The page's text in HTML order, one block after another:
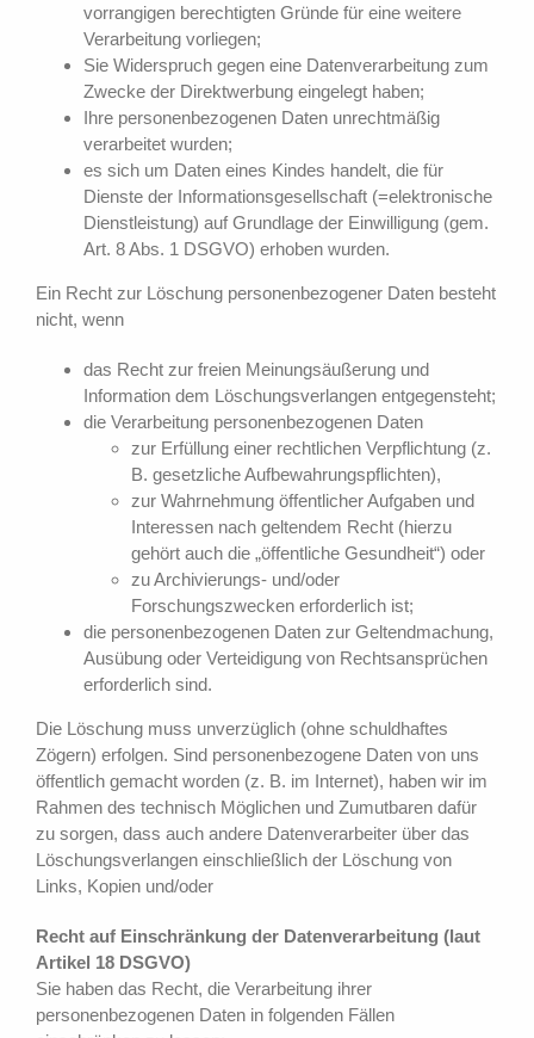
vorrangigen berechtigten Gründe für eine weitere
Verarbeitung vorliegen;
Sie Widerspruch gegen eine Datenverarbeitung zum
Zwecke der Direktwerbung eingelegt haben;
Ihre personenbezogenen Daten unrechtmäßig
verarbeitet wurden;
es sich um Daten eines Kindes handelt, die für
Dienste der Informationsgesellschaft (=elektronische
Dienstleistung) auf Grundlage der Einwilligung (gem.
Art. 8 Abs. 1 DSGVO) erhoben wurden.
Ein Recht zur Löschung personenbezogener Daten besteht
nicht, wenn
das Recht zur freien Meinungsäußerung und
Information dem Löschungsverlangen entgegensteht;
die Verarbeitung personenbezogenen Daten
zur Erfüllung einer rechtlichen Verpflichtung (z.
B. gesetzliche Aufbewahrungspflichten),
zur Wahrnehmung öffentlicher Aufgaben und
Interessen nach geltendem Recht (hierzu
gehört auch die „öffentliche Gesundheit“) oder
zu Archivierungs- und/oder
Forschungszwecken erforderlich ist;
die personenbezogenen Daten zur Geltendmachung,
Ausübung oder Verteidigung von Rechtsansprüchen
erforderlich sind.
Die Löschung muss unverzüglich (ohne schuldhaftes
Zögern) erfolgen. Sind personenbezogene Daten von uns
öffentlich gemacht worden (z. B. im Internet), haben wir im
Rahmen des technisch Möglichen und Zumutbaren dafür
zu sorgen, dass auch andere Datenverarbeiter über das
Löschungsverlangen einschließlich der Löschung von
Links, Kopien und/oder
Recht auf Einschränkung der Datenverarbeitung (laut
Artikel 18 DSGVO)
Sie haben das Recht, die Verarbeitung ihrer
personenbezogenen Daten in folgenden Fällen